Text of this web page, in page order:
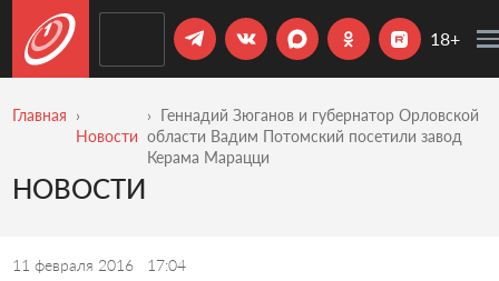
18+
Главная
Новости
Геннадий Зюганов и губернатор Орловской
области Вадим Потомский посетили завод
Керама Марацци
НОВОСТИ
11 февраля 2016 17:04